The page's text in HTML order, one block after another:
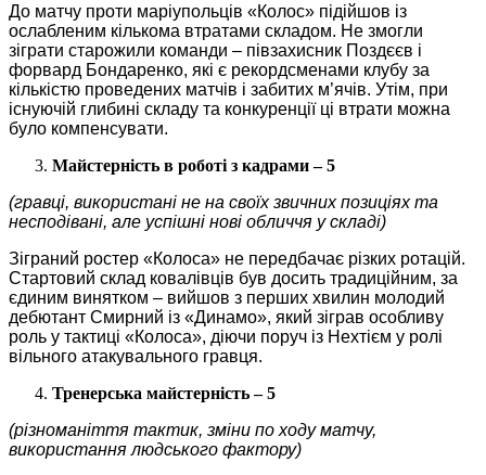
До матчу проти маріупольців «Колос» підійшов із
ослабленим кількома втратами складом. Не змогли
зіграти старожили команди – півзахисник Поздєєв і
форвард Бондаренко, які є рекордсменами клубу за
кількістю проведених матчів і забитих м’ячів. Утім, при
існуючій глибині складу та конкуренції ці втрати можна
було компенсувати.
Майстерність в роботі з кадрами – 5
(гравці, використані не на своїх звичних позиціях та
несподівані, але успішні нові обличчя у складі)
Зіграний ростер «Колоса» не передбачає різких ротацій.
Стартовий склад ковалівців був досить традиційним, за
єдиним винятком – вийшов з перших хвилин молодий
дебютант Смирний із «Динамо», який зіграв особливу
роль у тактиці «Колоса», діючи поруч із Нехтієм у ролі
вільного атакувального гравця.
Тренерська майстерність – 5
(різноманіття тактик, зміни по ходу матчу,
використання людського фактору)